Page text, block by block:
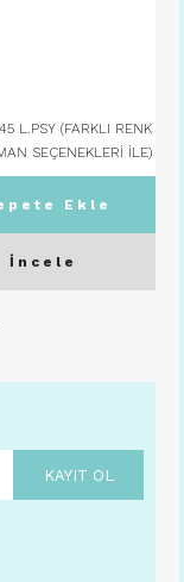
L.PSY (FARKLI RENK
SEÇENEKLERİ İLE)
- C03 GUNMETAL
Ekle
İncele
KAYIT OL